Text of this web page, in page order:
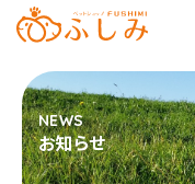
お知らせ